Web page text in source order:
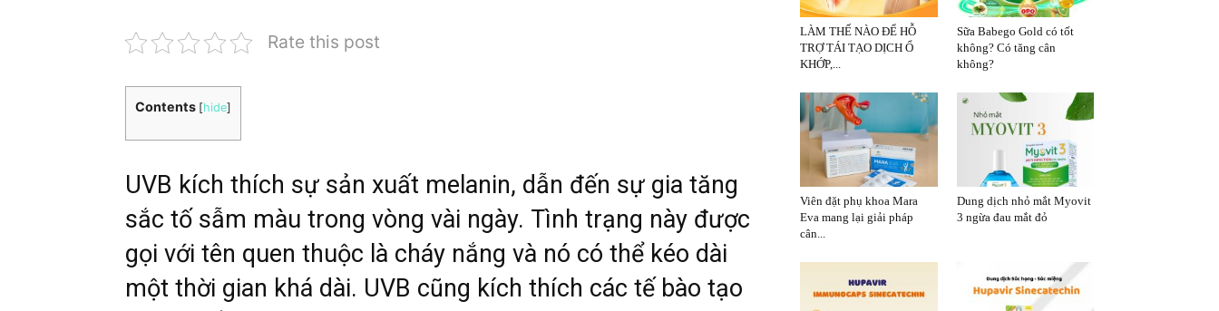
Rate this post
Contents [hide]
UVB kích thích sự sản xuất melanin, dẫn đến sự gia tăng
sắc tố sẫm màu trong vòng vài ngày. Tình trạng này được
gọi với tên quen thuộc là cháy nắng và nó có thể kéo dài
một thời gian khá dài. UVB cũng kích thích các tế bào tạo
LÀM THẾ NÀO ĐỂ HỖ
TRỢ TÁI TẠO DỊCH Ổ
KHỚP,...
Sữa Babego Gold có tốt
không? Có tăng cân
không?
Viên đặt phụ khoa Mara
Eva mang lại giải pháp
cân...
Dung dịch nhỏ mắt Myovit
3 ngừa đau mắt đỏ